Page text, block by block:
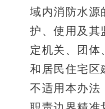
域内消防水源
护、使用及其
定机关、团体
和居民住宅区
不适用本办法